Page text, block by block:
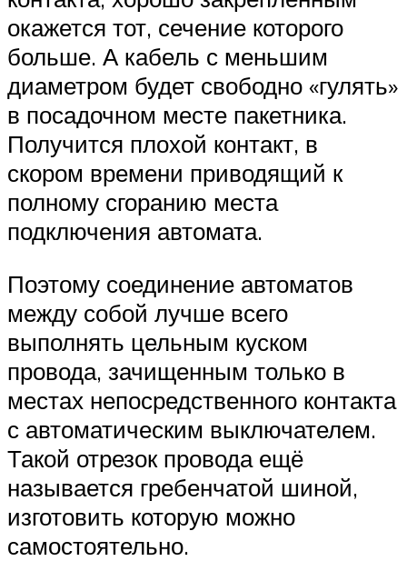
окажется тот, сечение которого
больше. А кабель с меньшим
диаметром будет свободно «гулять»
в посадочном месте пакетника.
Получится плохой контакт, в
скором времени приводящий к
полному сгоранию места
подключения автомата.
Поэтому соединение автоматов
между собой лучше всего
выполнять цельным куском
провода, зачищенным только в
местах непосредственного контакта
с автоматическим выключателем.
Такой отрезок провода ещё
называется гребенчатой шиной,
изготовить которую можно
самостоятельно.